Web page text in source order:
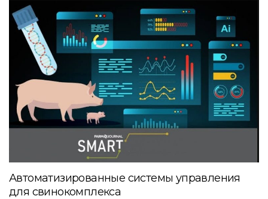
Автоматизированные системы управления
для свинокомплекса